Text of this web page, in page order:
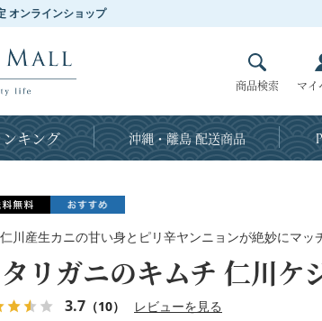
オンラインショップ
商品検索 マイ
ンキング 沖縄・離島 配送商品
川産生カニの甘い身とピリ辛ヤンニョンが絶妙にマッ
リガニのキムチ 仁川
3.7 （10） レビューを見る